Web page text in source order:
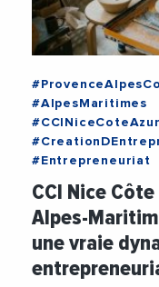
#AlpesMaritimes
#CCINiceCoteAzur
#Entrepreneuriat
CCI Nice Côte
Alpes-
une vraie